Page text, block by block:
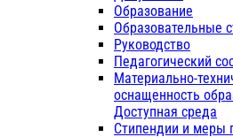
Образование
Образовательные
Руководство
Педагогический
Материально-
оснащенность
Доступная среда
Стипендии и меры